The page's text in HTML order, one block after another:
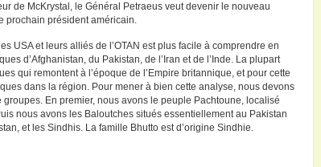
de McKrystal, le Général Petraeus veut devenir le nouveau
prochain président américain.
USA et leurs alliés de l’OTAN est plus facile à comprendre en
d’Afghanistan, du Pakistan, de l’Iran et de l’Inde. La plupart
qui remontent à l’époque de l’Empire britannique, et pour cette
dans la région. Pour mener à bien cette analyse, nous devons
En premier, nous avons le peuple Pachtoune, localisé
nous avons les Baloutches situés essentiellement au Pakistan
et les Sindhis. La famille Bhutto est d’origine Sindhie.